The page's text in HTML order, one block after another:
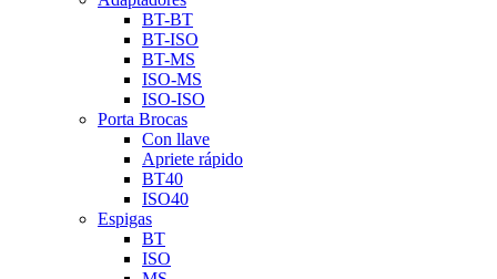
BT-BT
BT-ISO
BT-MS
ISO-MS
ISO-ISO
Porta Brocas
Con llave
Apriete rápido
BT40
ISO40
Espigas
BT
ISO